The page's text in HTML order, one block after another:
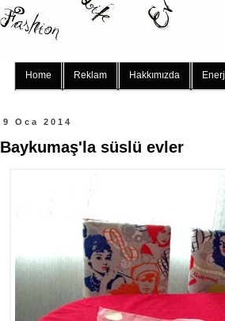
Home Reklam Hakkımızda
9 Oca 2014
Baykumaş'la süslü evler